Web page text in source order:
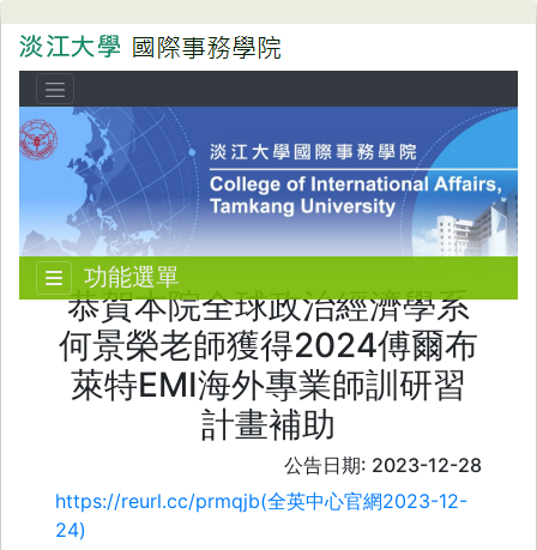
功能選單
恭賀本院全球政治經濟學系
何景榮老師獲得2024傅爾布
萊特EMI海外專業師訓研習
計畫補助
公告日期: 2023-12-28
https://reurl.cc/prmqjb(全英中心官網2023-12-
24)